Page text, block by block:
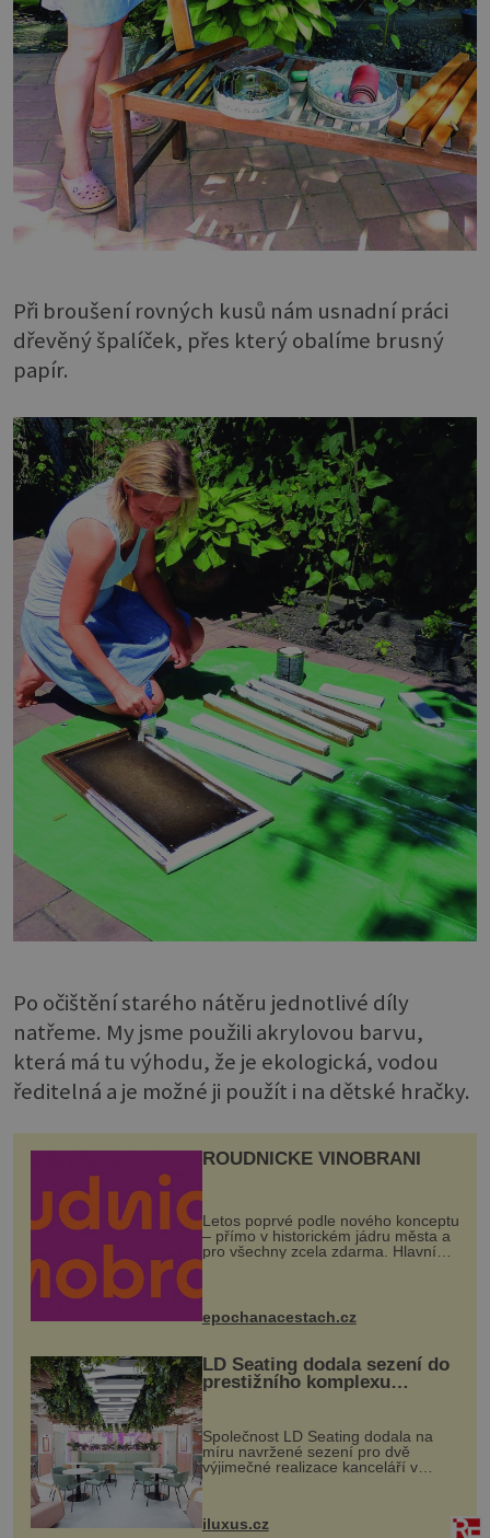
Při broušení rovných kusů nám usnadní práci
dřevěný špalíček, přes který obalíme brusný
papír.
Po očištění starého nátěru jednotlivé díly
natřeme. My jsme použili akrylovou barvu,
která má tu výhodu, že je ekologická, vodou
ředitelná a je možné ji použít i na dětské hračky.
ROUDNICKÉ VINOBRANÍ
Letos poprvé podle nového konceptu
– přímo v historickém jádru města a
pro všechny zcela zdarma. Hlavní
program se odehraje na Karlově a
mohou těšit na víno, burčák, pes...
epochanacestach.cz
LD Seating dodala sezení do
prestižního komplexu
MediaCityUK v Salfordu
Společnost LD Seating dodala na
míru navržené sezení pro dvě
výjimečné realizace kanceláří v
areálu MediaCityUK v anglickém
budov Media...
iluxus.cz